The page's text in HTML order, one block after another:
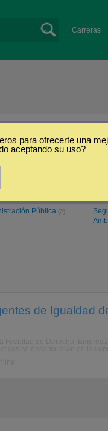
Carreras
Bienestar
Pública (2)
de Igualdad
para ofrecerte una
aceptando su uso?